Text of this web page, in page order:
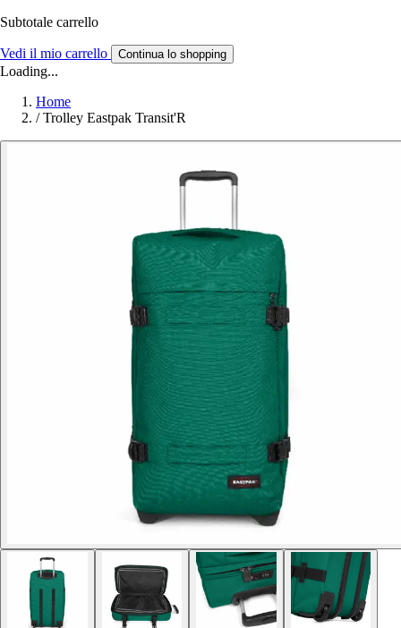
Subtotale carrello
Vedi il mio carrello Continua lo shopping
Loading...
Home
/ Trolley Eastpak Transit'R